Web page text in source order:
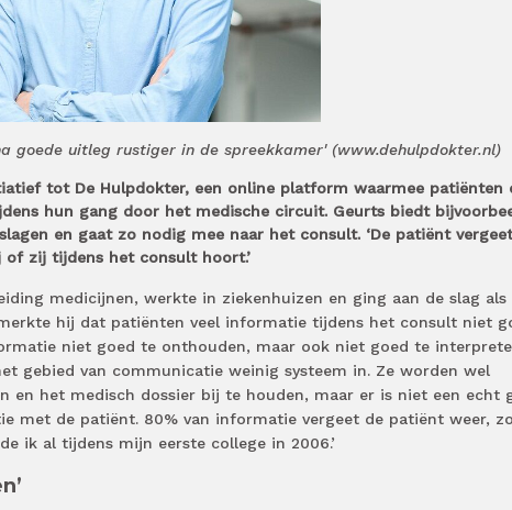
goede uitleg rustiger in de spreekkamer' (www.dehulpdokter.nl)
tot De Hulpdokter, een online platform waarmee patiënten
hun gang door het medische circuit. Geurts biedt
en gaat zo nodig mee naar het consult. ‘De patiënt vergeet
zij tijdens het consult hoort.’
medicijnen, werkte in ziekenhuizen en ging aan de slag als
hij dat patiënten veel informatie tijdens het consult niet
niet goed te onthouden, maar ook niet goed te
gebied van communicatie weinig systeem in. Ze worden wel
en het medisch dossier bij te houden, maar er is niet een echt
met de patiënt. 80% van informatie vergeet de patiënt weer, zo
ik al tijdens mijn eerste college in 2006.’